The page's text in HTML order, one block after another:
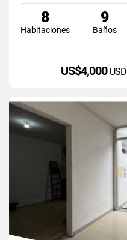
8
Habitaciones
9
Baños
US$4,000 USD